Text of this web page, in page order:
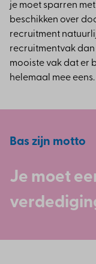
je moet sparren
beschikken over
recruitment
recruitmentvak
mooiste vak dat er
helemaal mee eens.
Bas zijn motto
Je moet